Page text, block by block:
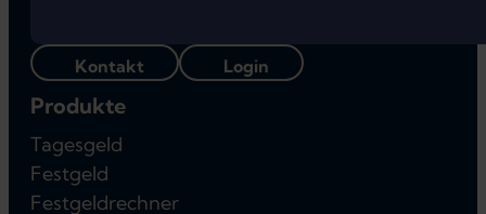
Kontakt Login
Produkte
Tagesgeld
Festgeld
Festgeldrechner